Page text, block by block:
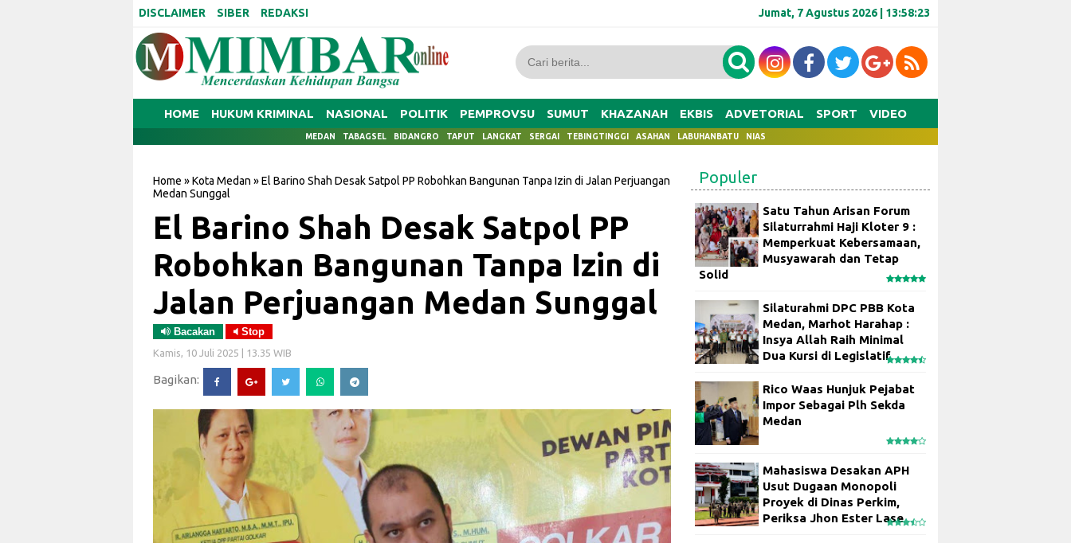
DISCLAIMER SIBER REDAKSI Jumat, 7 Agustus 2026 | 13:58:24
HOME HUKUM KRIMINAL NASIONAL POLITIK PEMPROVSU SUMUT KHAZANAH EKBIS ADVETORIAL SPORT VIDEO
MEDAN TABAGSEL BIDANGRO TAPUT LANGKAT SERGAI TEBINGTINGGI ASAHAN LABUHANBATU NIAS
Home »Kota Medan »El Barino Shah Desak Satpol PP Robohkan Bangunan Tanpa Izin di Jalan Perjuangan
Medan Sunggal
El Barino Shah Desak Satpol PP
Robohkan Bangunan Tanpa Izin di
Jalan Perjuangan Medan Sunggal
Bacakan Stop
Kamis, 10 Juli 2025 | 13.35 WIB
Bagikan:
Populer
Satu Tahun Arisan Forum
Silaturrahmi Haji Kloter 9 :
Memperkuat Kebersamaan,
Musyawarah dan Tetap
Solid
Silaturahmi DPC PBB Kota
Medan, Marhot Harahap :
Insya Allah Raih Minimal
Dua Kursi di Legislatif
Rico Waas Hunjuk Pejabat
Impor Sebagai Plh Sekda
Medan
Mahasiswa Desakan APH
Usut Dugaan Monopoli
Proyek di Dinas Perkim,
Periksa Jhon Ester Lase